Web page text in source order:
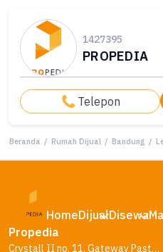
1427395
PROPEDIA
Telepon
Beranda / Rumah Dijual / Bandung /
HomeDijualDisewa
Propedia
Crystall II no. 11, Gateway Pasteur Residence, Bandung – Jawa Barat